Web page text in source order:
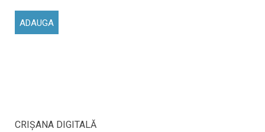
CRIŞANA DIGITALĂ